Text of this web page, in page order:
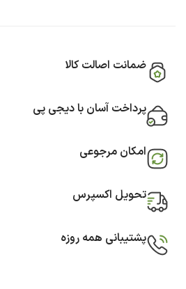
ضمانت اصالت کالا
پرداخت آسان با دیجی پی
امکان مرجوعی
تحویل اکسپرس
پشتیبانی همه روزه